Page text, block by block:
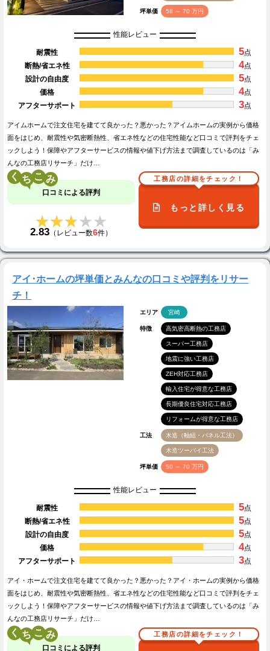
坪単価 58 ～ 70 万円
性能レビュー
耐震性 5点
断熱/省エネ性
4点
設計の自由度
5点
価格
4点
アフターサポート
3点
アイムホームで注文住宅を建てて良かった？悪かった？アイムホームの実例から価格
面をはじめ、耐震性や気密断熱性、省エネ性などの住宅性能など口コミで評判をチェ
ックしよう！保障やアフターサービスの情報や値下げ方法まで調査しているのは「み
んなの工務店リサーチ」だけ…
く こ
口コミによる評判
★★★★★
★★★★★
2.83 （レビュー数6件）
工務店の詳細をチェック！
もっと詳しく見る
アイ･ホームの坪単価とみんなの口コミや評判をリサー
チ！
エリア 宮崎
特徴 高気密高断熱の工務店
スーパー工務店
地震に強い工務店
ZEH対応工務店
輸入住宅が得意な工務店
長期優良住宅対応工務店
リフォームが得意な工務店
工法 木造（軸組・パネル工法）
木造ツーバイ工法
坪単価 50 ～ 70 万円
性能レビュー
耐震性 5点
断熱/省エネ性
5点
設計の自由度
5点
価格
4点
アフターサポート
3点
アイ・ホームで注文住宅を建てて良かった？悪かった？アイ・ホームの実例から価格
面をはじめ、耐震性や気密断熱性、省エネ性などの住宅性能など口コミで評判をチェ
ックしよう！保障やアフターサービスの情報や値下げ方法まで調査しているのは「み
んなの工務店リサーチ」だけ…
く こ
口コミによる評判
工務店の詳細をチェック！